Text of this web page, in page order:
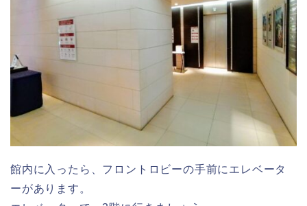
館内に入ったら、フロントロビーの手前にエレベータ
ーがあります。